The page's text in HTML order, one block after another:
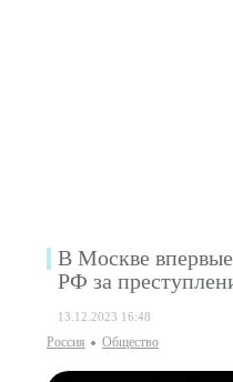
В Москве
РФ за
13.12.2023 16:48
Россия Общество